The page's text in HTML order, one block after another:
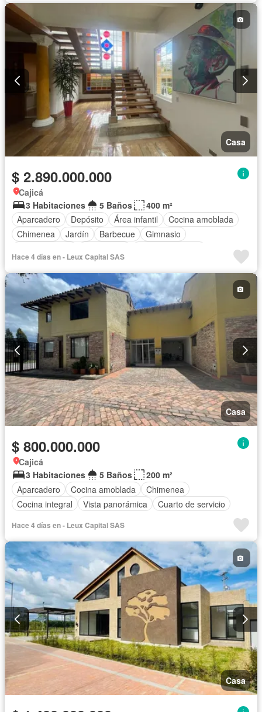
Permite niños
Casa
$ 2.890.000.000
Cajicá
3 Habitaciones
5 Baños
400 m²
Aparcadero
Depósito Área infantil
Cocina amoblada
Chimenea
Jardín Barbecue
Gimnasio
Seguridad privada
Cuarto de servicio
Hace 4 días en - Leux Capital SAS
Casa
$ 800.000.000
Cajicá
3 Habitaciones
5 Baños
200 m²
Aparcadero
Cocina amoblada
Chimenea
Cocina integral
Vista panorámica Cuarto de servicio
Hace 4 días en - Leux Capital SAS
Casa